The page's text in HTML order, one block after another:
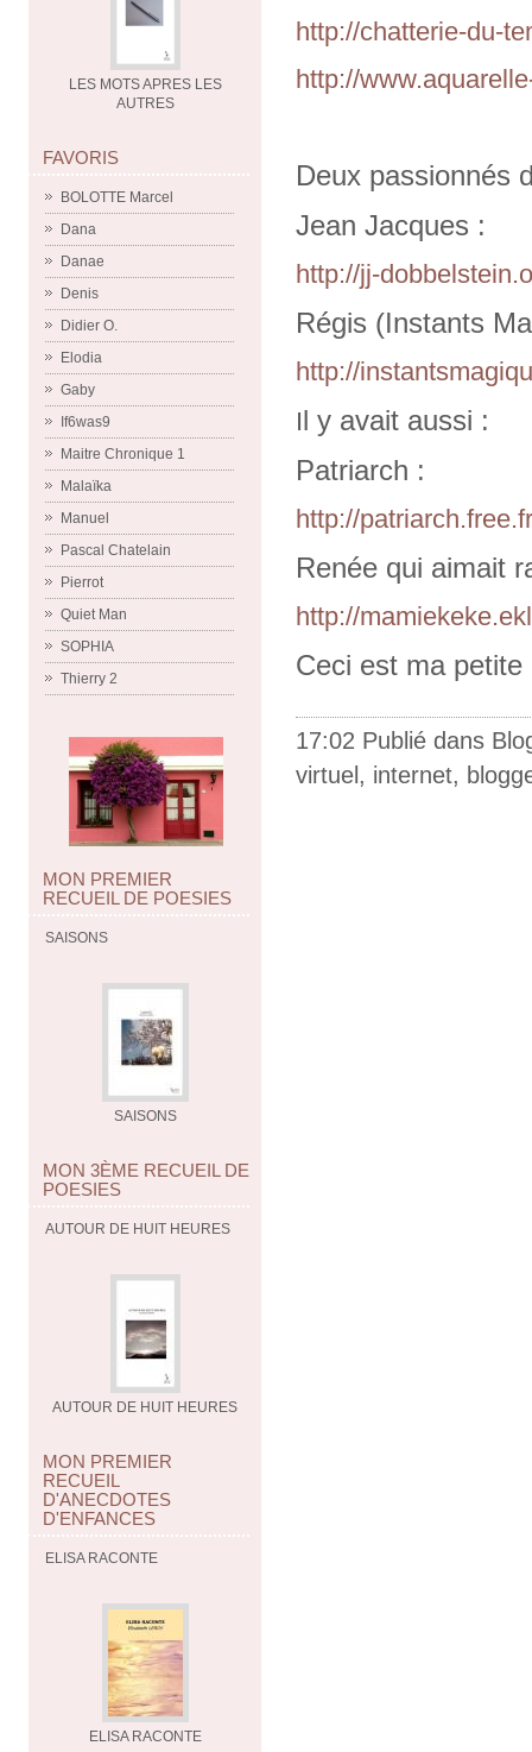
LES MOTS APRES LES
AUTRES
FAVORIS
BOLOTTE Marcel
Dana
Danae
Denis
Didier O.
Elodia
Gaby
If6was9
Maitre Chronique 1
Malaïka
Manuel
Pascal Chatelain
Pierrot
Quiet Man
SOPHIA
Thierry 2
MON PREMIER
RECUEIL DE POESIES
SAISONS
SAISONS
MON 3ÈME RECUEIL DE
POESIES
AUTOUR DE HUIT HEURES
AUTOUR DE HUIT HEURES
MON PREMIER
RECUEIL
D'ANECDOTES
D'ENFANCES
ELISA RACONTE
ELISA RACONTE
http://chatterie-du-
http://
Deux passionnés
Jean Jacques :
http://jj-
Régis (Instants
http://
Il y avait aussi :
Patriarch :
http://
Renée qui aimait
http://
Ceci est ma
17:02 Publié dans
virtuel , internet,